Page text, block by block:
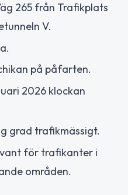
265 från Trafikplats
V.
på påfarten.
2026 klockan
grad trafikmässigt.
för trafikanter i
områden.